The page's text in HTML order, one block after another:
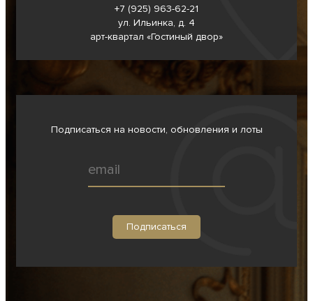
+7 (925) 963-62-21
ул. Ильинка, д. 4
арт-квартал «Гостиный двор»
Подписаться на новости, обновления и лоты